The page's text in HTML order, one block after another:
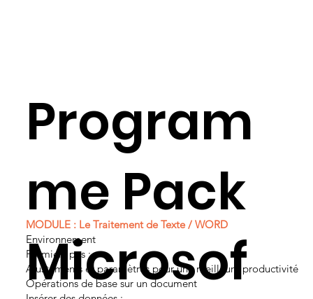
Program
me Pack
Microsof
MODULE : Le Traitement de Texte / WORD
Environnement
Premiers pas ;
Ajustements et paramètres pour une meilleure productivité
Opérations de base sur un document